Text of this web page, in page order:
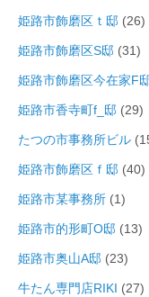
姫路市飾磨区ｔ邸 (26)
姫路市飾磨区S邸 (31)
姫路市飾磨区今在家F
姫路市香寺町f_邸 (29)
たつの市事務所ビル
姫路市飾磨区ｆ邸 (40)
姫路市某事務所 (1)
姫路市的形町O邸 (13)
姫路市奥山A邸 (23)
牛たん専門店RIKI (27)